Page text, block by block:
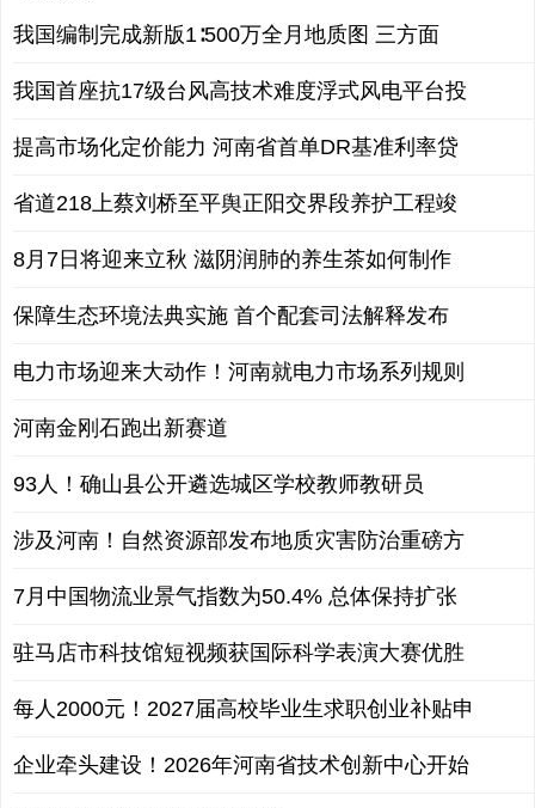
我国编制完成新版1∶500万全月地质图 三方面
我国首座抗17级台风高技术难度浮式风电平台投
提高市场化定价能力 河南省首单DR基准利率贷
省道218上蔡刘桥至平舆正阳交界段养护工程竣
8月7日将迎来立秋 滋阴润肺的养生茶如何制作
保障生态环境法典实施 首个配套司法解释发布
电力市场迎来大动作！河南就电力市场系列规则
河南金刚石跑出新赛道
93人！确山县公开遴选城区学校教师教研员
涉及河南！自然资源部发布地质灾害防治重磅方
7月中国物流业景气指数为50.4% 总体保持扩张
驻马店市科技馆短视频获国际科学表演大赛优胜
每人2000元！2027届高校毕业生求职创业补贴申
企业牵头建设！2026年河南省技术创新中心开始